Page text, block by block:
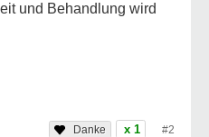
und Behandlung wird
x 1 #2